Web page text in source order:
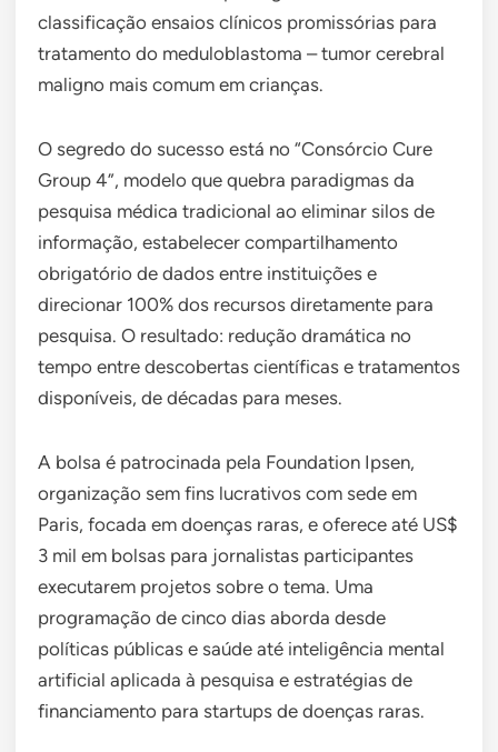
classificação ensaios clínicos promissórias para
tratamento do meduloblastoma – tumor cerebral
maligno mais comum em crianças.
O segredo do sucesso está no “Consórcio Cure
Group 4”, modelo que quebra paradigmas da
pesquisa médica tradicional ao eliminar silos de
informação, estabelecer compartilhamento
obrigatório de dados entre instituições e
direcionar 100% dos recursos diretamente para
pesquisa. O resultado: redução dramática no
tempo entre descobertas científicas e tratamentos
disponíveis, de décadas para meses.
A bolsa é patrocinada pela Foundation Ipsen,
organização sem fins lucrativos com sede em
Paris, focada em doenças raras, e oferece até US$
3 mil em bolsas para jornalistas participantes
executarem projetos sobre o tema. Uma
programação de cinco dias aborda desde
políticas públicas e saúde até inteligência mental
artificial aplicada à pesquisa e estratégias de
financiamento para startups de doenças raras.